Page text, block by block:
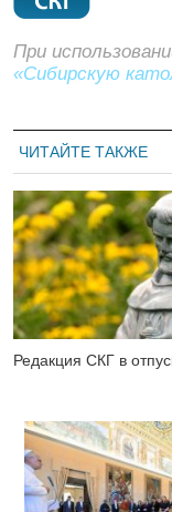
При
«Сибирскую
ЧИТАЙТЕ ТАКЖЕ
Редакция СКГ в